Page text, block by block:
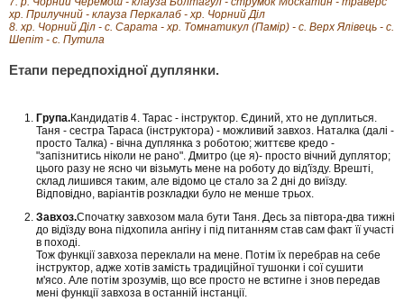
хр. Прилучний - клауза Перкалаб - хр. Чорний Діл
8. хр. Чорний Діл - с. Сарата - хр. Томнатикул (Памір) - с. Верх Ялівець - с.
Шепіт - с. Путила
Етапи передпохідної дуплянки.
Група.Кандидатів 4. Тарас - інструктор. Єдиний, хто не дуплиться.
Таня - сестра Тараса (інструктора) - можливий завхоз. Наталка (далі -
просто Талка) - вічна дуплянка з роботою; життєве кредо -
"запізнитись ніколи не рано". Дмитро (це я)- просто вічний дуплятор;
цього разу не ясно чи візьмуть мене на роботу до від'їзду. Врешті,
склад лишився таким, але відомо це стало за 2 дні до виїзду.
Відповідно, варіантів розкладки було не менше трьох.
Завхоз.Спочатку завхозом мала бути Таня. Десь за півтора-два тижні
до відїзду вона підхопила ангіну і під питанням став сам факт її участі
в поході.
Тож функції завхоза переклали на мене. Потім їх перебрав на себе
інструктор, адже хотів замість традиційної тушонки і сої сушити
м'ясо. Але потім зрозумів, що все просто не встигне і знов передав
мені функції завхоза в останній інстанції.